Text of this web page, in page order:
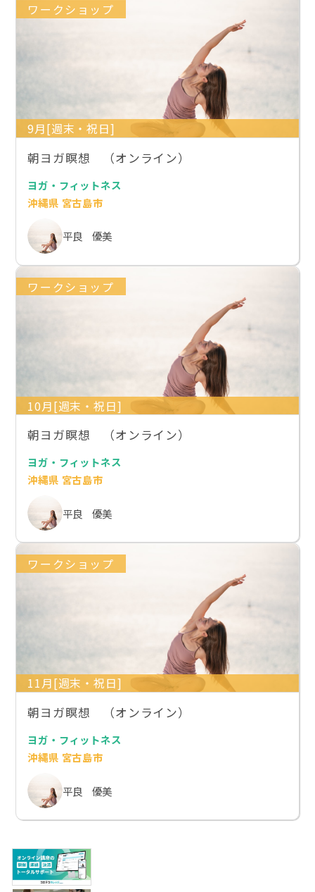
ワークショップ
9月[週末・祝日]
朝ヨガ瞑想 （オンライン）
ヨガ・フィットネス
沖縄県 宮古島市
平良 優美
ワークショップ
10月[週末・祝日]
朝ヨガ瞑想 （オンライン）
ヨガ・フィットネス
沖縄県 宮古島市
平良 優美
ワークショップ
11月[週末・祝日]
朝ヨガ瞑想 （オンライン）
ヨガ・フィットネス
沖縄県 宮古島市
平良 優美